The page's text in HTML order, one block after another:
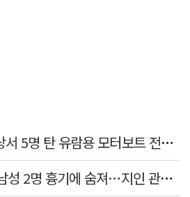
전남 여수 오동도 해상서 5명 탄 유람용 모터보트 전복…2명 숨져
서울 면목동서 60대 남성 2명 흉기에 숨져…지인 관계로 추정